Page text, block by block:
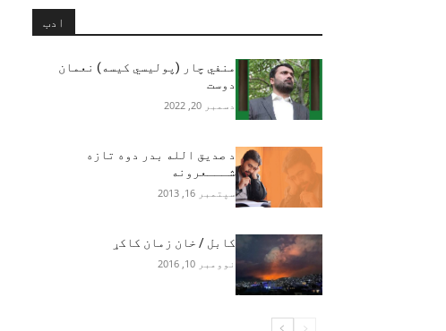
ادب
منفي چار (پولیسي کیسه) نعمان
دوست
دسمبر 20, 2022
د صدیق الله بدر دوه تازه
شـــعرونه
سپتمبر 16, 2013
کابل / خان زمان کاکړ
نوومبر 10, 2016